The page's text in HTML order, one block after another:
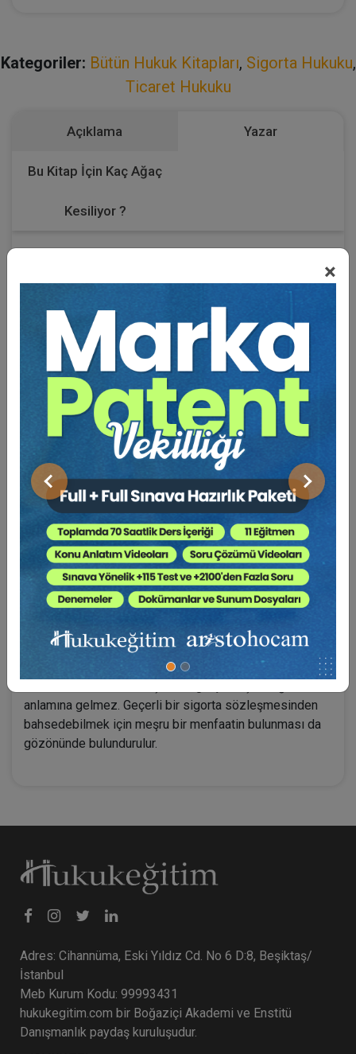
×
Önceki Sonraki
Kategoriler: Bütün Hukuk Kitapları, Sigorta Hukuku,
Ticaret Hukuku
Açıklama Yazar
Bu Kitap İçin Kaç Ağaç
Kesiliyor ?
çalışmaya alınmış, ancak en çok rastlanan dava konusu
uyuşmazlıklarla ilgili olarak maddeden hemen sonra,
örnek kararlarla ilgili maddenin içeriği ile sigorta tahkim
kurulunun araştırma ve inceleme esasları incelenmiştir.
En son ve en güncel yüksek yargı kararları titizlikle
araştırılmış ve çalışmaya alınmıştır. Sigorta hukuku 6102
sayılı Türk Ticaret Kanunu'nun 6. kitabında 1401 ve
devamı maddelerinde, zorunlu sorumluluk sigortası ise
1483 ve devamı maddelerinde düzenlenmiştir. İlgili
Yasal maddeler sıralı olarak incelenmiş olup,
uygulamada en çok rastlanan maddelerle ilgili İçtihatlar
çalışmaya alınmıştır.
TTK hükümlerine göre sigorta sözleşmeleri şekle tabi
olmayan sözleşmelerdendir. Sigorta poliçesi,
sözleşmenin yapılmasından sonra düzenlenen ve
sözleşmenin yapıldığını gösteren bir belgedir. Sıhhat
şartı değildir. Sigortalının sözleşmede imzasının
anlamına gelmez. Geçerli bir sigorta sözleşmesinden
bahsedebilmek için meşru bir menfaatin bulunması da
gözönünde bulundurulur.
Adres: Cihannüma, Eski Yıldız Cd. No 6 D:8, Beşiktaş/
İstanbul
Meb Kurum Kodu: 99993431
hukukegitim.com bir Boğaziçi Akademi ve Enstitü
Danışmanlık paydaş kuruluşudur.